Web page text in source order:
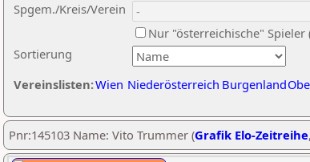
Sortierung
Spgem./Kreis/Verein
Nur "österreichische" Spieler
Vereinslisten:Wien Niederösterreich Burgenland
Pnr:145103 Name: Vito Trummer (Grafik Elo-Zeitreihe,